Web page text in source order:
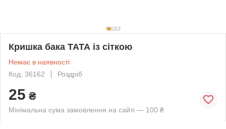
Кришка бака ТАТА із сіткою
Немає в наявності
Код: 36162
Роздріб
25 ₴
Мінімальна сума замовлення на сайті — 100 ₴